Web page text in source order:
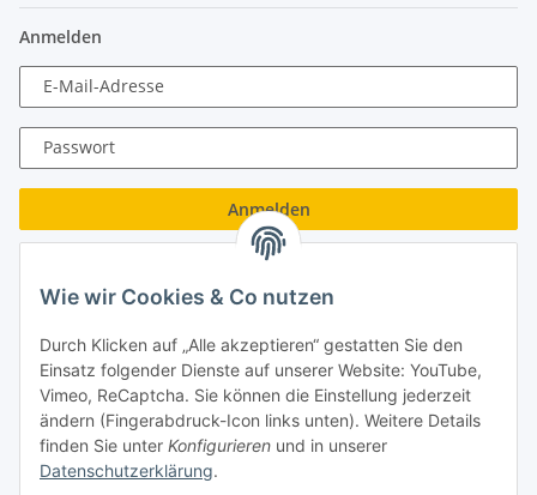
Anmelden
E-Mail-Adresse
Passwort
Anmelden
Neu hier?Jetzt registrieren!
Turboloch GmbH
Almenweg 27
67256 Weisenheim am Sand
Wie wir Cookies & Co nutzen
Durch Klicken auf „Alle akzeptieren“ gestatten Sie den
Einsatz folgender Dienste auf unserer Website: YouTube,
Vimeo, ReCaptcha. Sie können die Einstellung jederzeit
ändern (Fingerabdruck-Icon links unten). Weitere Details
finden Sie unter Konfigurieren und in unserer
Datenschutzerklärung.